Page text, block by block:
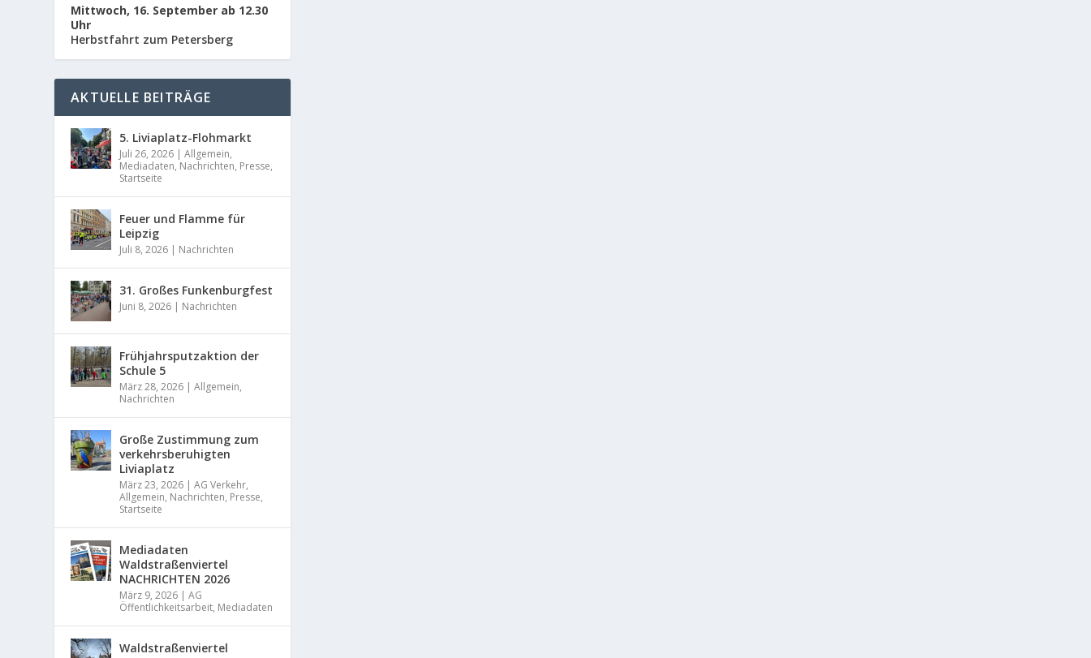
Mittwoch, 16. September ab 12.30
Uhr
Herbstfahrt zum Petersberg
AKTUELLE BEITRÄGE
5. Liviaplatz-Flohmarkt
Juli 26, 2026 |Allgemein,
Mediadaten, Nachrichten, Presse,
Startseite
Feuer und Flamme für
Leipzig
Juli 8, 2026 | Nachrichten
31. Großes Funkenburgfest
Juni 8, 2026 | Nachrichten
Frühjahrsputzaktion der
Schule 5
März 28, 2026 |Allgemein,
Nachrichten
Große Zustimmung zum
verkehrsberuhigten
Liviaplatz
März 23, 2026 |AG Verkehr,
Allgemein, Nachrichten, Presse,
Startseite
Mediadaten
Waldstraßenviertel
NACHRICHTEN 2026
März 9, 2026 |AG
Öffentlichkeitsarbeit, Mediadaten
Waldstraßenviertel